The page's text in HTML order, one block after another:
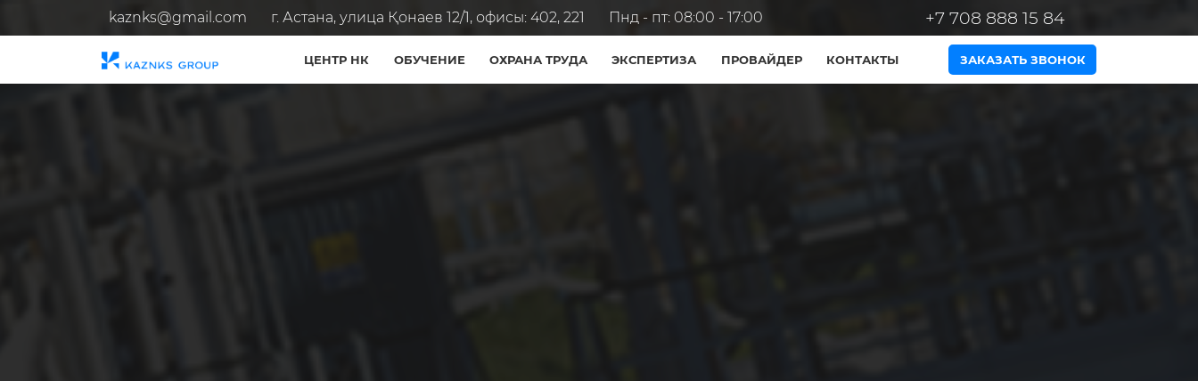
kaznks@gmail.com г. Астана, улица Қонаев 12/1, офисы: 402, 221 Пнд - пт: 08:00 - 17:00 +7 708 888 15 84
ЦЕНТР НК ОБУЧЕНИЕ ОХРАНА ТРУДА ЭКСПЕРТИЗА ПРОВАЙДЕР КОНТАКТЫ ЗАКАЗАТЬ ЗВОНОК